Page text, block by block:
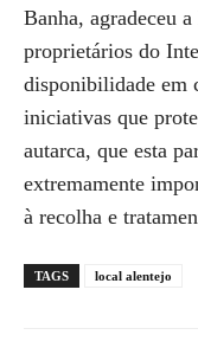
Banha, agradeceu
proprietários do
disponibilidade em
iniciativas que
autarca, que esta
extremamente
à recolha e
TAGS local alentejo